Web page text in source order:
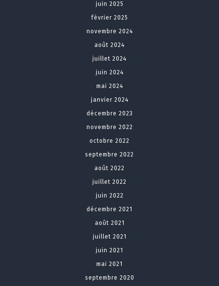
juin 2025
février 2025
novembre 2024
août 2024
juillet 2024
juin 2024
mai 2024
janvier 2024
décembre 2023
novembre 2022
octobre 2022
septembre 2022
août 2022
juillet 2022
juin 2022
décembre 2021
août 2021
juillet 2021
juin 2021
mai 2021
septembre 2020